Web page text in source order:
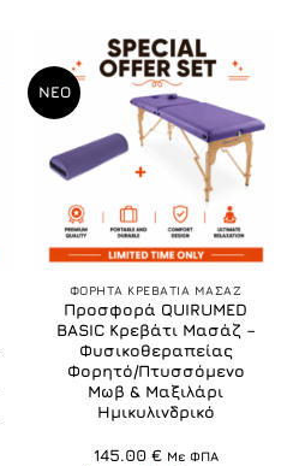
ΝΕΟ
ΦΟΡΗΤΑ ΚΡΕΒΑΤΙΑ ΜΑΣΑΖ
Προσφορά QUIRUMED
BASIC Κρεβάτι Μασάζ –
Φυσικοθεραπείας
Φορητό/Πτυσσόμενο
Μωβ & Μαξιλάρι
Ημικυλινδρικό
145.00 € Με ΦΠΑ